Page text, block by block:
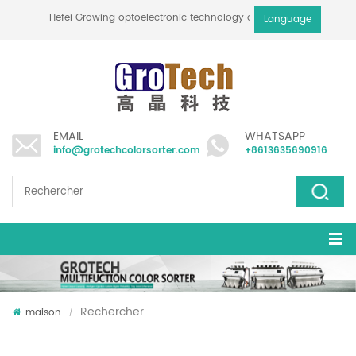
Hefei Growing optoelectronic technology co., ltdLanguage
EMAIL
info@grotechcolorsorter.com
WHATSAPP
+8613635690916
maison / Rechercher